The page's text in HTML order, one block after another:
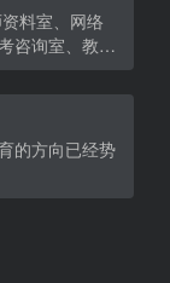
料室、网络
咨询室、教材
、数字资源等
的方向已经势